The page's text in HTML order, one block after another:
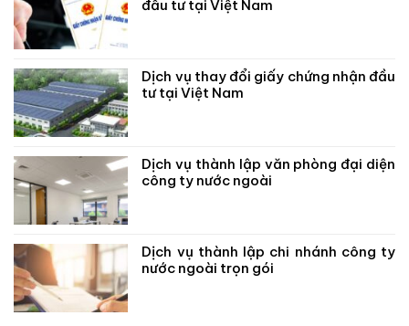
đầu tư tại Việt Nam
Dịch vụ thay đổi giấy chứng nhận đầu
tư tại Việt Nam
Dịch vụ thành lập văn phòng đại diện
công ty nước ngoài
Dịch vụ thành lập chi nhánh công ty
nước ngoài trọn gói